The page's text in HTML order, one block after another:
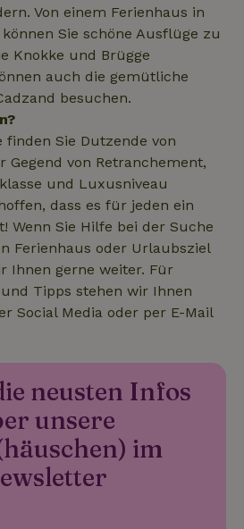
Von einem Ferienhaus in
Sie schöne Ausflüge zu
Knokke und Brügge
auch die gemütliche
besuchen.
finden Sie Dutzende von
Gegend von Retranchement,
und Luxusniveau
dass es für jeden ein
Wenn Sie Hilfe bei der Suche
Ferienhaus oder Urlaubsziel
Ihnen gerne weiter. Für
Tipps stehen wir Ihnen
Social Media oder per E-Mail
neusten Infos
unsere
im
.challenges.cloudflare.com